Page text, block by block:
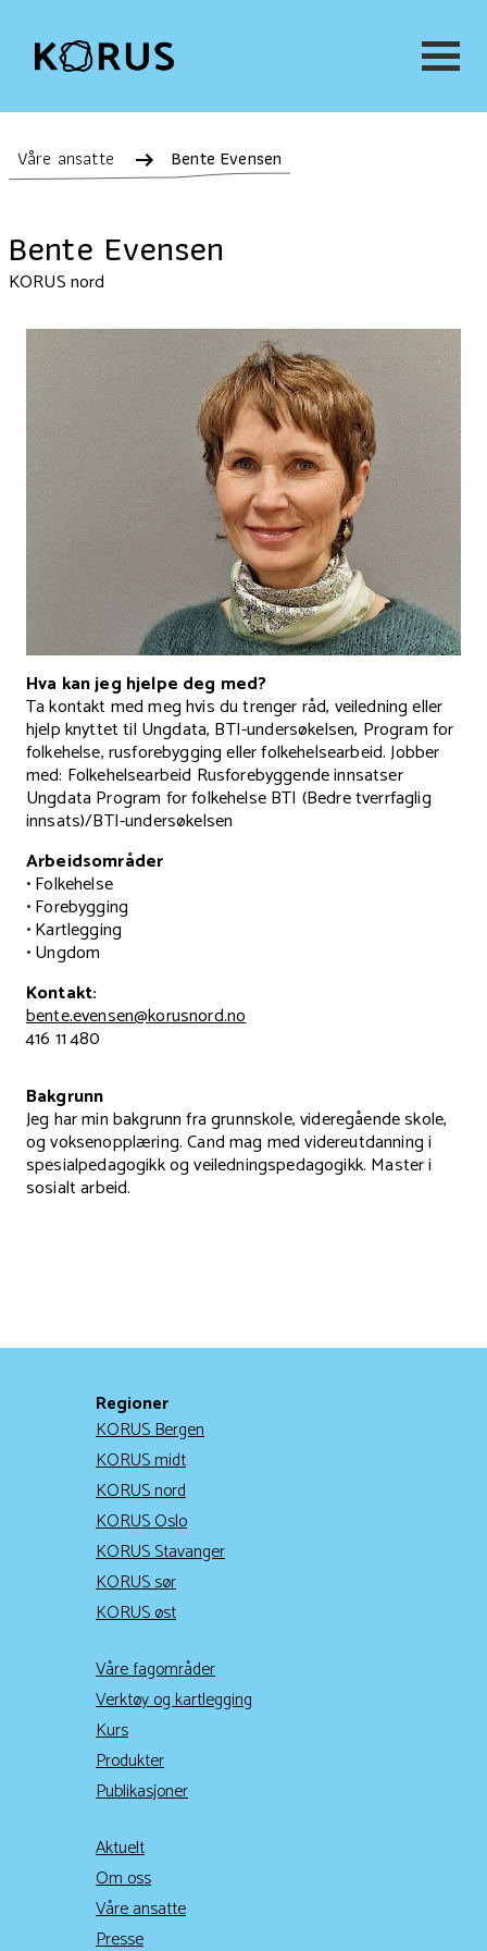
Våre ansatte Bente Evensen
Bente Evensen
KORUS nord
Hva kan jeg hjelpe deg med?
Ta kontakt med meg hvis du trenger råd, veiledning eller
hjelp knyttet til Ungdata, BTI-undersøkelsen, Program for
folkehelse, rusforebygging eller folkehelsearbeid. Jobber
med: Folkehelsearbeid Rusforebyggende innsatser
Ungdata Program for folkehelse BTI (Bedre tverrfaglig
innsats)/BTI-undersøkelsen
Arbeidsområder
• Folkehelse
• Forebygging
• Kartlegging
• Ungdom
Kontakt:
bente.evensen@korusnord.no
416 11 480
Bakgrunn
Jeg har min bakgrunn fra grunnskole, videregående skole,
og voksenopplæring. Cand mag med videreutdanning i
spesialpedagogikk og veiledningspedagogikk. Master i
sosialt arbeid.
Regioner
KORUS Bergen
KORUS midt
KORUS nord
KORUS Oslo
KORUS Stavanger
KORUS sør
KORUS øst
Våre fagområder
Verktøy og kartlegging
Kurs
Produkter
Publikasjoner
Aktuelt
Om oss
Våre ansatte
Presse